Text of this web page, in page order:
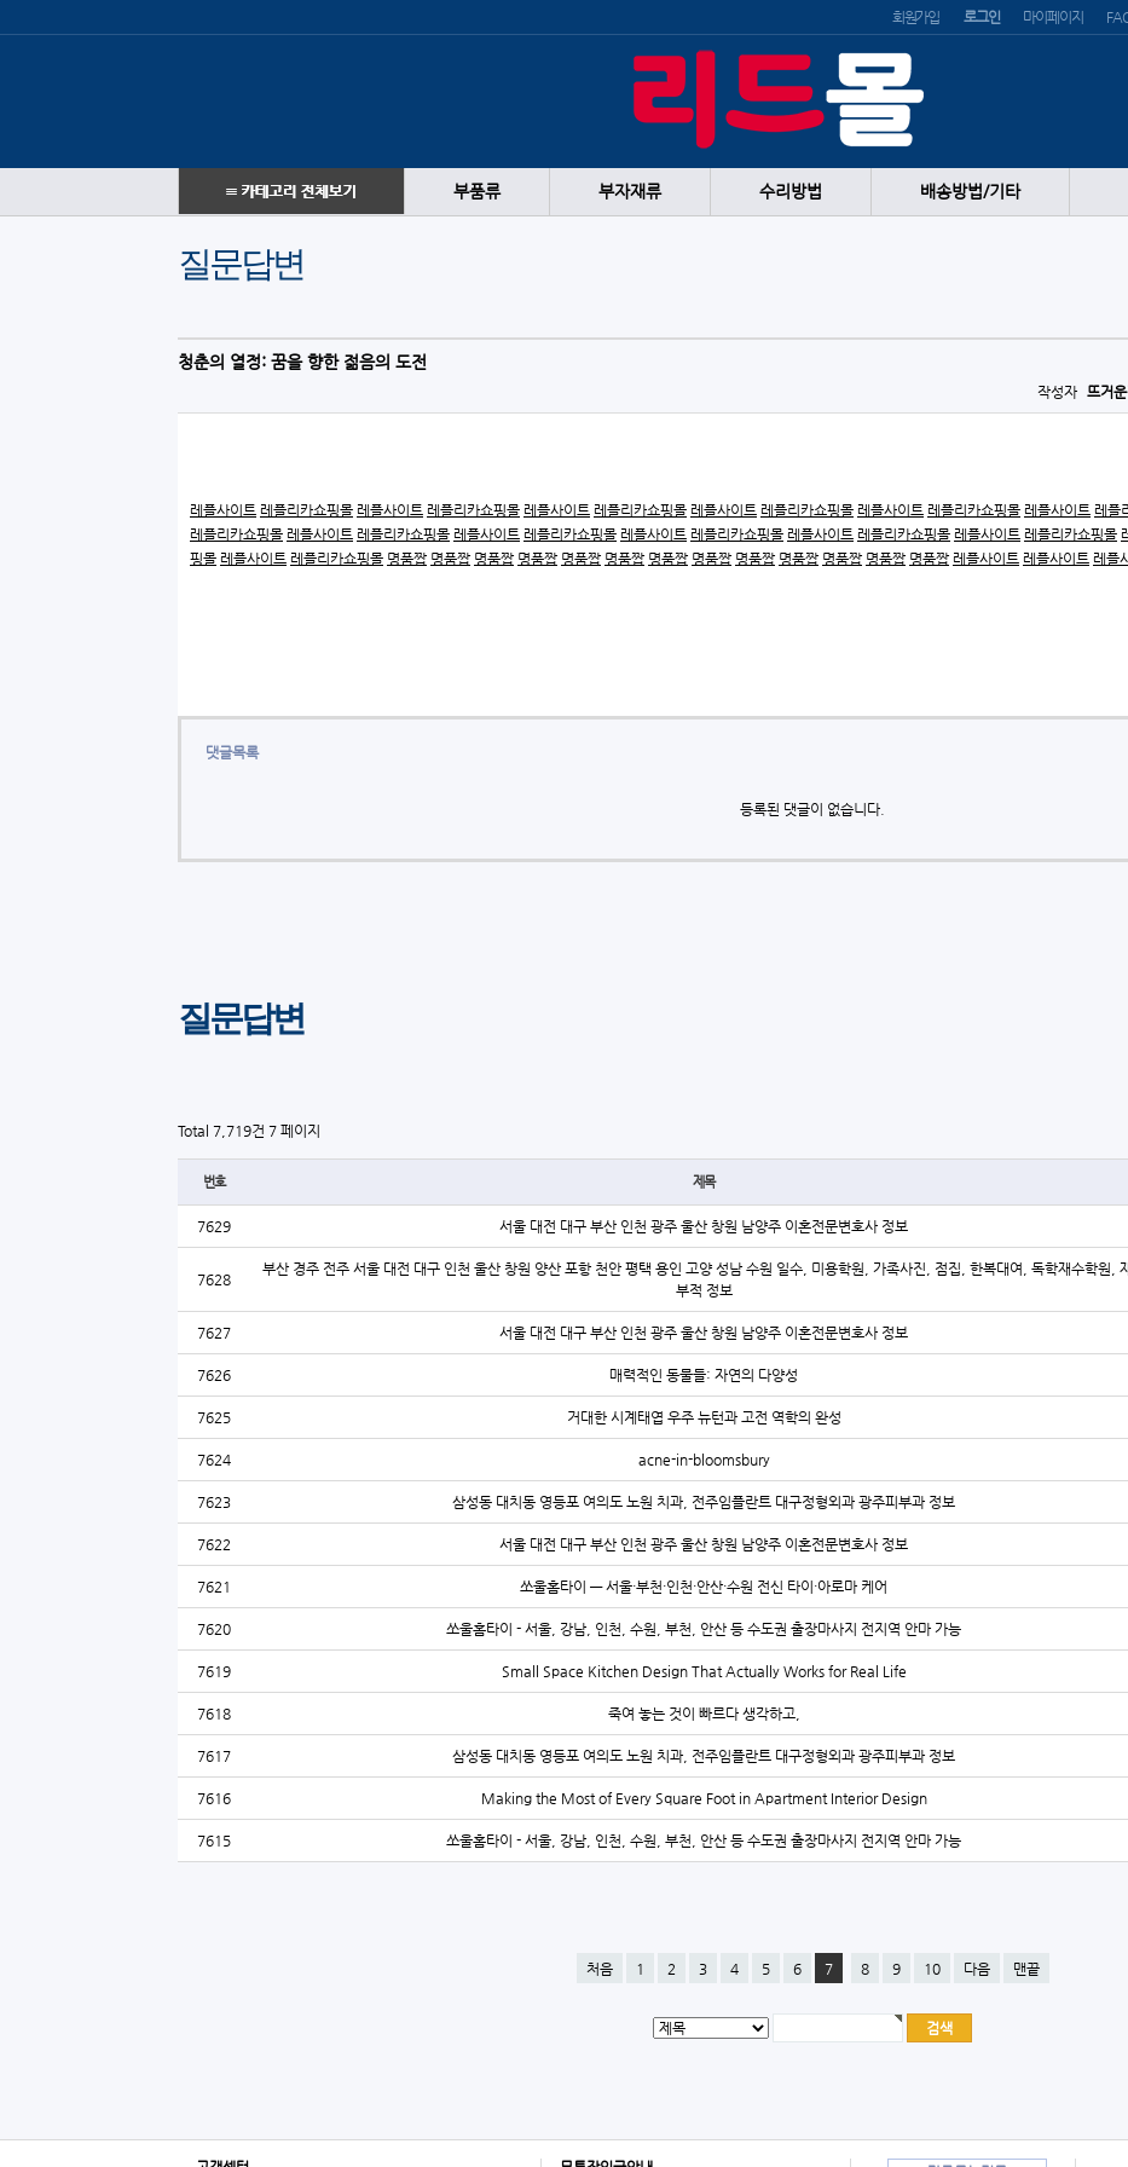
회원가입 로그인 마이페이지
부품류 부자재류 수리방법 배송방법/기타
질문답변
청춘의 열정: 꿈을 향한 젊음의 도전
작성자 뜨거
레플사이트 레플리카쇼핑몰 레플사이트 레플리카쇼핑몰 레플사이트 레플리카쇼핑몰 레플사이트 레플리카쇼핑몰 레플사이트 레플리카쇼핑몰 레플사이트 레플
레플리카쇼핑몰 레플사이트 레플리카쇼핑몰 레플사이트 레플리카쇼핑몰 레플사이트 레플리카쇼핑몰 레플사이트 레플리카쇼핑몰 레플사이트 레플리카쇼핑몰
핑몰 레플사이트 레플리카쇼핑몰 명품짭 명품짭 명품짭 명품짭 명품짭 명품짭 명품짭 명품짭 명품짭 명품짭 명품짭 명품짭 명품짭 레플사이트 레플사이트 레플
댓글목록
등록된 댓글이 없습니다.
질문답변
Total 7,719건 7 페이지
번호 제목
7629 서울 대전 대구 부산 인천 광주 울산 창원 남양주 이혼전문변호사 정보
7628
부산 경주 전주 서울 대전 대구 인천 울산 창원 양산 포항 천안 평택 용인 고양 성남 수원 일수, 미용학원, 가족사진, 점집, 한복대여, 독학재수학원,
부적 정보
7627 서울 대전 대구 부산 인천 광주 울산 창원 남양주 이혼전문변호사 정보
7626 매력적인 동물들: 자연의 다양성
7625 거대한 시계태엽 우주 뉴턴과 고전 역학의 완성
7624 acne-in-bloomsbury
7623 삼성동 대치동 영등포 여의도 노원 치과, 전주임플란트 대구정형외과 광주피부과 정보
7622 서울 대전 대구 부산 인천 광주 울산 창원 남양주 이혼전문변호사 정보
7621 쏘울홈타이 — 서울·부천·인천·안산·수원 전신 타이·아로마 케어
7620 쏘울홈타이 - 서울, 강남, 인천, 수원, 부천, 안산 등 수도권 출장마사지 전지역 안마 가능
7619 Small Space Kitchen Design That Actually Works for Real Life
7618 죽여 놓는 것이 빠르다 생각하고,
7617 삼성동 대치동 영등포 여의도 노원 치과, 전주임플란트 대구정형외과 광주피부과 정보
7616 Making the Most of Every Square Foot in Apartment Interior Design
7615 쏘울홈타이 - 서울, 강남, 인천, 수원, 부천, 안산 등 수도권 출장마사지 전지역 안마 가능
처음 1 2 3 4 5 6 7 8 9 10 다음 맨끝